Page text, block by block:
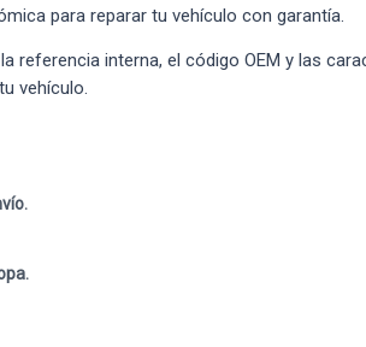
para reparar tu vehículo con garantía.
referencia interna, el código OEM y las
vehículo.